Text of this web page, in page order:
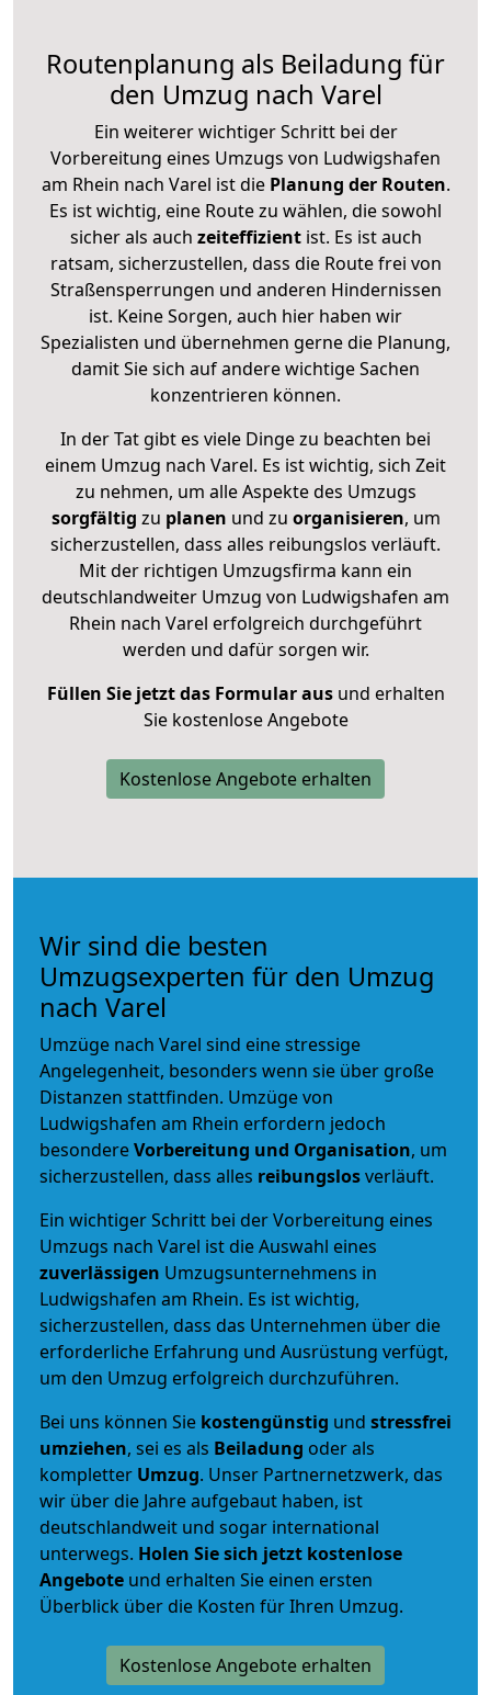
Routenplanung als Beiladung für
den Umzug nach Varel
Ein weiterer wichtiger Schritt bei der
Vorbereitung eines Umzugs von Ludwigshafen
am Rhein nach Varel ist diePlanung der Routen.
Es ist wichtig, eine Route zu wählen, die sowohl
sicher als auch zeiteffizientist. Es ist auch
ratsam, sicherzustellen, dass die Route frei von
Straßensperrungen und anderen Hindernissen
ist. Keine Sorgen, auch hier haben wir
Spezialisten und übernehmen gerne die Planung,
damit Sie sich auf andere wichtige Sachen
konzentrieren können.
In der Tat gibt es viele Dinge zu beachten bei
einem Umzug nach Varel. Es ist wichtig, sich Zeit
zu nehmen, um alle Aspekte des Umzugs
sorgfältig zu planen und zu organisieren, um
sicherzustellen, dass alles reibungslos verläuft.
Mit der richtigen Umzugsfirma kann ein
deutschlandweiter Umzug von Ludwigshafen am
Rhein nach Varel erfolgreich durchgeführt
werden und dafür sorgen wir.
Füllen Sie jetzt das Formular ausund erhalten
Sie kostenlose Angebote
Kostenlose Angebote erhalten
Wir sind die besten
Umzugsexperten für den Umzug
nach Varel
Umzüge nach Varel sind eine stressige
Angelegenheit, besonders wenn sie über große
Distanzen stattfinden. Umzüge von
Ludwigshafen am Rhein erfordern jedoch
besondereVorbereitung und Organisation, um
sicherzustellen, dass alles reibungslosverläuft.
Ein wichtiger Schritt bei der Vorbereitung eines
Umzugs nach Varel ist die Auswahl eines
zuverlässigen Umzugsunternehmens in
Ludwigshafen am Rhein. Es ist wichtig,
sicherzustellen, dass das Unternehmen über die
erforderliche Erfahrung und Ausrüstung verfügt,
um den Umzug erfolgreich durchzuführen.
Bei uns können Sie kostengünstig und stressfrei
umziehen, sei es als Beiladung oder als
kompletter Umzug. Unser Partnernetzwerk, das
wir über die Jahre aufgebaut haben, ist
deutschlandweit und sogar international
unterwegs. Holen Sie sich jetzt kostenlose
Angebote und erhalten Sie einen ersten
Überblick über die Kosten für Ihren Umzug.
Kostenlose Angebote erhalten